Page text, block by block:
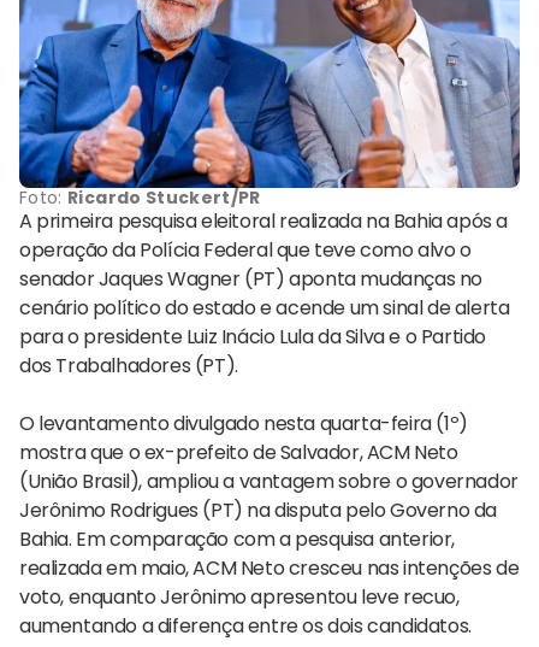
Foto: Ricardo Stuckert/PR
A primeira pesquisa eleitoral realizada na Bahia após a
operação da Polícia Federal que teve como alvo o
senador Jaques Wagner (PT) aponta mudanças no
cenário político do estado e acende um sinal de alerta
para o presidente Luiz Inácio Lula da Silva e o Partido
dos Trabalhadores (PT).
O levantamento divulgado nesta quarta-feira (1º)
mostra que o ex-prefeito de Salvador, ACM Neto
(União Brasil), ampliou a vantagem sobre o governador
Jerônimo Rodrigues (PT) na disputa pelo Governo da
Bahia. Em comparação com a pesquisa anterior,
realizada em maio, ACM Neto cresceu nas intenções de
voto, enquanto Jerônimo apresentou leve recuo,
aumentando a diferença entre os dois candidatos.